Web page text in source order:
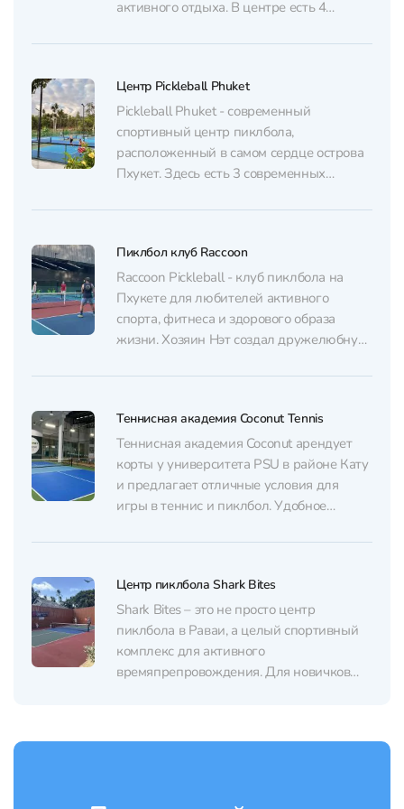
активного отдыха. В центре есть 4
специальным покрытием для игры в
проводят обучающие тренировки:
профессиональные тренеры помогут
быстрее освоить технику и правила игры.
Опытные спортсмены могут...
Центр Pickleball Phuket
Pickleball Phuket - современный
спортивный центр пиклбола,
расположенный в самом сердце острова
Пхукет. Здесь есть 3 современных
проходят групповые и индивидуальные
регулярно организуют турниры. В
центре есть удобные раздевалки, зоны
отдыха и небольшой магазин с
необходимой экипировкой. Также на
территории также есть...
Пиклбол клуб Raccoon
Raccoon Pickleball - клуб пиклбола на
Пхукете для любителей активного
спорта, фитнеса и здорового образа
жизни. Хозяин Нэт создал дружелюбную
тренироваться и легко найти
открытых корта для игры в пиклбол.
Тренировки проводят для взрослых и
детей, для более быстрого прогресса
можно взять...
Теннисная академия Coconut Tennis
Теннисная академия Coconut арендует
корты у университета PSU в районе Кату
и предлагает отличные условия для
игры в теннис и пиклбол. Удобное
добраться с разных районов Пхукета.
открытым небом, и со всех сторон
поступает свежий воздух. Крытые и
открытые корты можно выбирать...
Центр пиклбола Shark Bites
Shark Bites – это не просто центр
пиклбола в Раваи, а целый спортивный
комплекс для активного
времяпрепровождения. Для новичков